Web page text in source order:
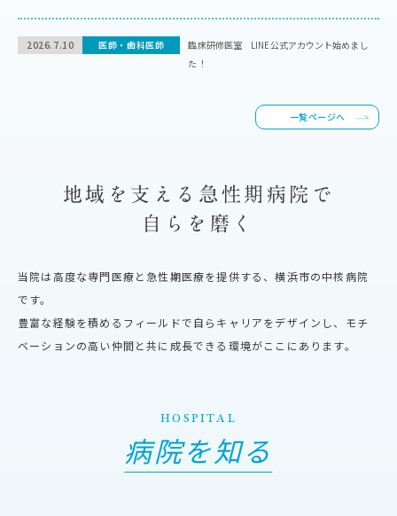
2026.7.10 医師・歯科医師
臨床研修医室 LINE公式アカウント始めまし
た！
一覧ページへ
地域を支える急性期病院で
自らを磨く
当院は高度な専門医療と急性期医療を提供する、横浜市の中核病院
です。
豊富な経験を積めるフィールドで自らキャリアをデザインし、 モチ
ベーションの高い仲間と共に成長できる環境がここにあります。
HOSPITAL
病院を知る